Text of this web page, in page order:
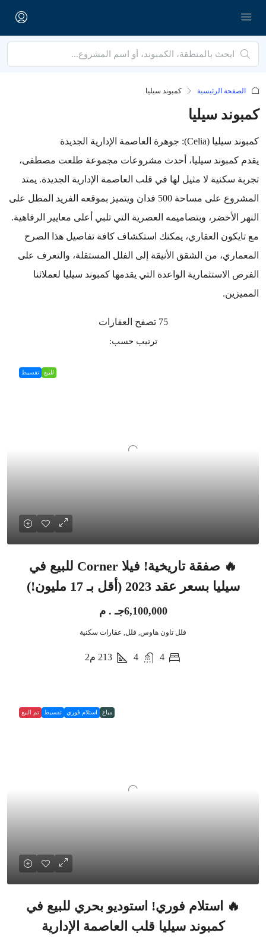
الصفحة الرئيسية كمبوند سيليا
كمبوند سيليا
كمبوند سيليا (Celia): جوهرة العاصمة الإدارية الجديدة
يقدم كمبوند سيليا، أحدث مشروعات مجموعة طلعت مصطفى،
تجربة سكنية لا مثيل لها في قلب العاصمة الإدارية الجديدة. يمتد
المشروع على مساحة 500 فدان ويتميز بموقعه الفريد المطل على
النهر الأخضر، وبتصاميمه العصرية التي تلبي أعلى معايير الرفاهية.
مع تايكون العقاري، يمكنك استكشاف كافة تفاصيل هذا الصرح
المعماري، من الشقق الأنيقة إلى الفلل المستقلة، والتعرف على
الفرص الاستثمارية الواعدة التي يقدمها كمبوند سيليا لعملائنا
المميزين.
75 تصفح العقارات
ترتيب حسب:
للبيع تقسيط
🔥 صفقة تاريخية! فيلا Corner للبيع في
سيليا بسعر عقد 2023 (أقل بـ 17 مليون!)
6,100,000جـ . م
فلل تاون هاوس, فلل, عقارات سكنية
4
4
213 م2
مباع استلام فوري تقسيط تم البيع
🔥 استلام فوري! استوديو بحري للبيع في
كمبوند سيليا قلب العاصمة الإدارية